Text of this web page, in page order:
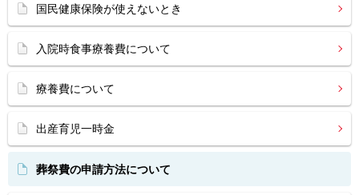
国民健康保険が使えないとき
入院時食事療養費について
療養費について
出産育児一時金
葬祭費の申請方法について